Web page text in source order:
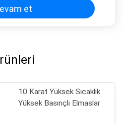
et
10 Karat Yüksek Sıcaklık
Yüksek Basınçlı Elmaslar